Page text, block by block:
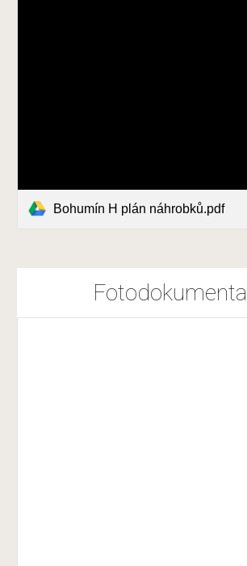
Bohumín H plán náhrobků.pdf